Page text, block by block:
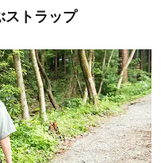
ストラップ